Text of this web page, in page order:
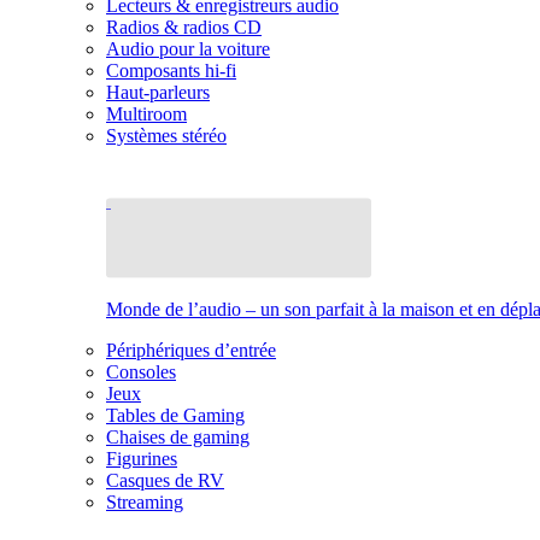
Lecteurs & enregistreurs audio
Radios & radios CD
Audio pour la voiture
Composants hi-fi
Haut-parleurs
Multiroom
Systèmes stéréo
Monde de l’audio – un son parfait à la maison et en
Périphériques d’entrée
Consoles
Jeux
Tables de Gaming
Chaises de gaming
Figurines
Casques de RV
Streaming